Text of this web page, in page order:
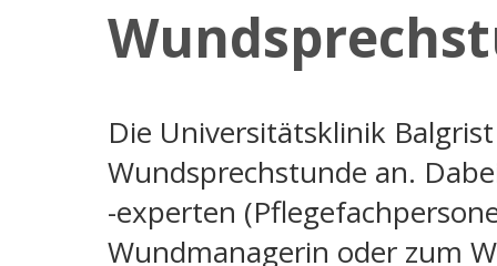
Die Universitätsklinik
Wundsprechstunde an.
-experten
Wundmanagerin oder zum